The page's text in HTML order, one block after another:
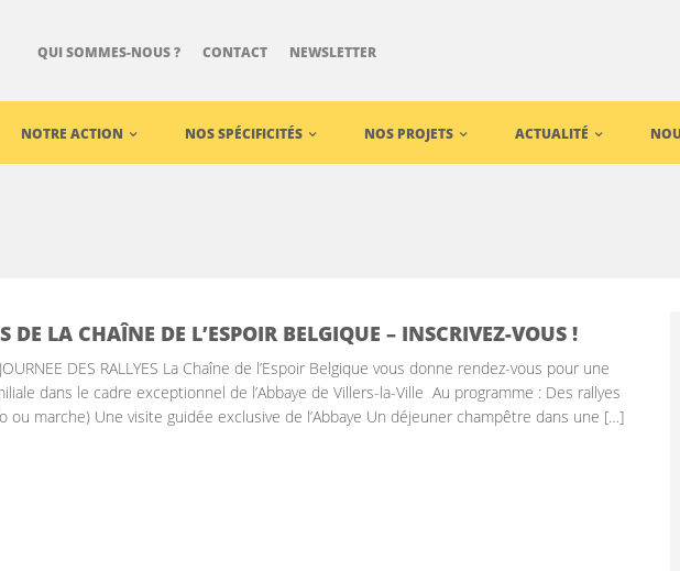
QUI SOMMES-NOUS ? CONTACT NEWSLETTER
NOTRE ACTION NOS SPÉCIFICITÉS NOS PROJETS ACTUALITÉ
DE LA CHAÎNE DE L’ESPOIR BELGIQUE – INSCRIVEZ-VOUS !
DES RALLYES La Chaîne de l’Espoir Belgique vous donne rendez-vous pour une
dans le cadre exceptionnel de l’Abbaye de Villers-la-Ville Au programme : Des rallyes
ou marche) Une visite guidée exclusive de l’Abbaye Un déjeuner champêtre dans une […]